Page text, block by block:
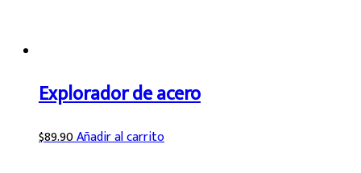
Explorador de acero
$89.90Añadir al carrito